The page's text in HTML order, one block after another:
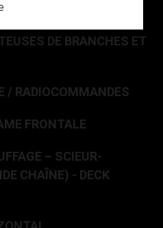
DE BRANCHES ET
/ RADIOCOMMANDES
FRONTALE
– SCIEUR-
CHAÎNE) - DECK